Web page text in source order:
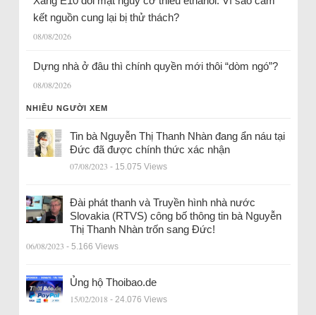
kết nguồn cung lại bị thử thách?
08/08/2026
Dựng nhà ở đâu thì chính quyền mới thôi “dòm ngó”?
08/08/2026
NHIỀU NGƯỜI XEM
Tin bà Nguyễn Thị Thanh Nhàn đang ẩn náu tại
Đức đã được chính thức xác nhận
07/08/2023 - 15.075 Views
Đài phát thanh và Truyền hình nhà nước
Slovakia (RTVS) công bố thông tin bà Nguyễn
Thị Thanh Nhàn trốn sang Đức!
06/08/2023 - 5.166 Views
Ủng hộ Thoibao.de
15/02/2018 - 24.076 Views